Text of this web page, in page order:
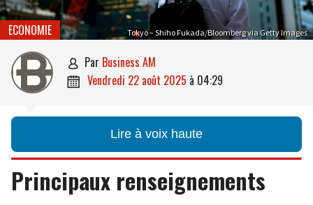
Tokyo – Shiho Fukada/Bloomberg via Getty Images
ECONOMIE
 par Business AM
 vendredi 22 août 2025 à 04:29
Lire à voix haute
Principaux renseignements